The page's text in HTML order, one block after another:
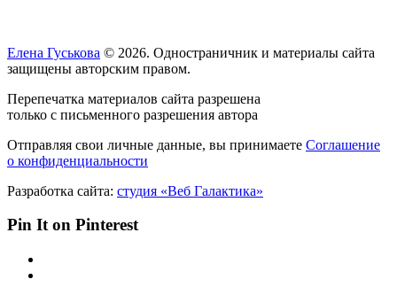
Елена Гуськова © 2026. Одностраничник и материалы сайта
защищены авторским правом.
Перепечатка материалов сайта разрешена
только с письменного разрешения автора
Отправляя свои личные данные, вы принимаете Соглашение
о конфиденциальности
Разработка сайта: студия «Веб Галактика»
Pin It on Pinterest